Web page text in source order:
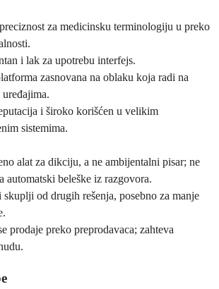
za medicinsku terminologiju u preko
i lak za upotrebu interfejs.
zasnovana na oblaku koja radi na
i široko korišćen u velikim
sistemima.
alat za dikciju, a ne ambijentalni pisar; ne
automatski beleške iz razgovora.
od drugih rešenja, posebno za manje
prodaje preko preprodavaca; zahteva